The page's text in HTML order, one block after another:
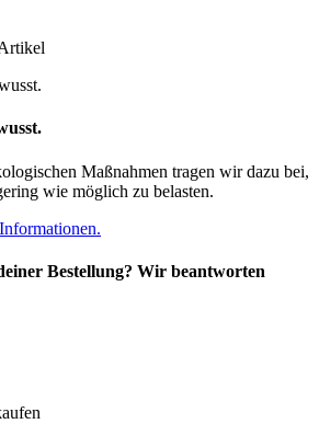
Maßnahmen tragen wir dazu bei,
wie möglich zu belasten.
Bestellung? Wir beantworten